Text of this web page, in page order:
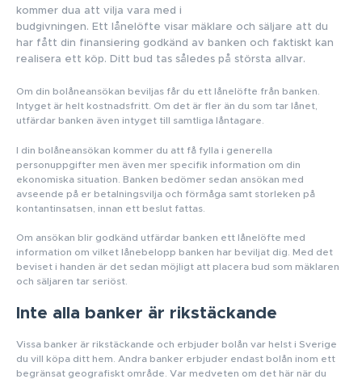
kommer dua att vilja vara med i
budgivningen. Ett lånelöfte visar mäklare och säljare att du
har fått din finansiering godkänd av banken och faktiskt kan
realisera ett köp. Ditt bud tas således på största allvar.
Om din bolåneansökan beviljas får du ett lånelöfte från banken.
Intyget är helt kostnadsfritt. Om det är fler än du som tar lånet,
utfärdar banken även intyget till samtliga låntagare.
I din bolåneansökan kommer du att få fylla i generella
personuppgifter men även mer specifik information om din
ekonomiska situation. Banken bedömer sedan ansökan med
avseende på er betalningsvilja och förmåga samt storleken på
kontantinsatsen, innan ett beslut fattas.
Om ansökan blir godkänd utfärdar banken ett lånelöfte med
information om vilket lånebelopp banken har beviljat dig. Med det
beviset i handen är det sedan möjligt att placera bud som mäklaren
och säljaren tar seriöst.
Inte alla banker är rikstäckande
Vissa banker är rikstäckande och erbjuder bolån var helst i Sverige
du vill köpa ditt hem. Andra banker erbjuder endast bolån inom ett
begränsat geografiskt område. Var medveten om det här när du